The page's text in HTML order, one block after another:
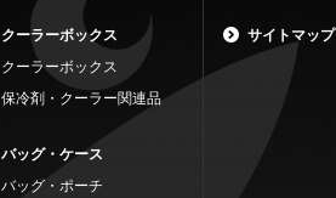
クーラーボックス
クーラーボックス
保冷剤・クーラー関連品
バッグ・ケース
バッグ・ポーチ
サイトマップ